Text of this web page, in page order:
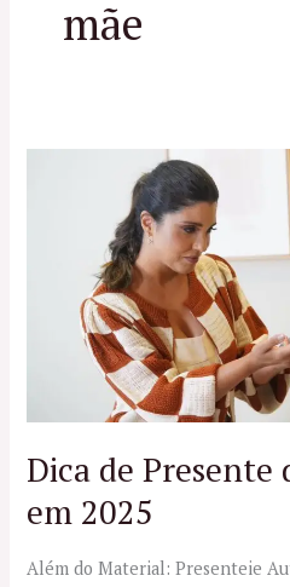
mãe
Dica de Presente
em 2025
Além do Material: Presenteie
2025